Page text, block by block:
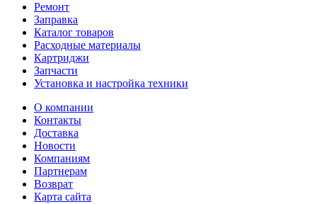
Ремонт
Заправка
Каталог товаров
Расходные материалы
Картриджи
Запчасти
Установка и настройка техники
О компании
Контакты
Доставка
Новости
Компаниям
Партнерам
Возврат
Карта сайта